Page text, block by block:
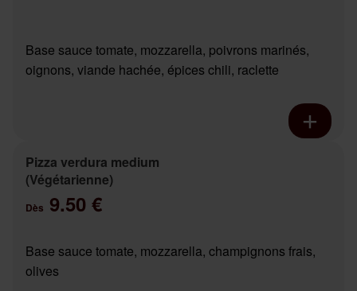
Base sauce tomate, mozzarella, poivrons marinés,
oignons, viande hachée, épices chili, raclette
Pizza verdura medium
(Végétarienne)
Dès 9.50 €
Base sauce tomate, mozzarella, champignons frais,
olives